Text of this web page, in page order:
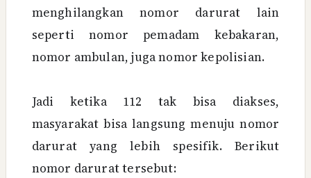
menghilangkan nomor darurat lain
seperti nomor pemadam kebakaran,
nomor ambulan, juga nomor kepolisian.
Jadi ketika 112 tak bisa diakses,
masyarakat bisa langsung menuju nomor
darurat yang lebih spesifik. Berikut
nomor darurat tersebut: